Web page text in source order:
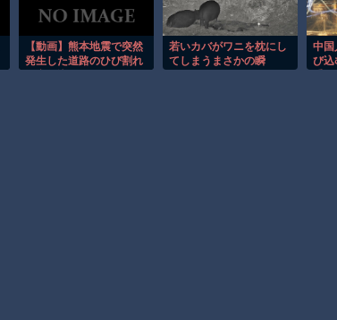
【動画】熊本地震で突然
発生した道路のひび割れ
若いカバがワニを枕にし
てしまうまさかの瞬
中国
び